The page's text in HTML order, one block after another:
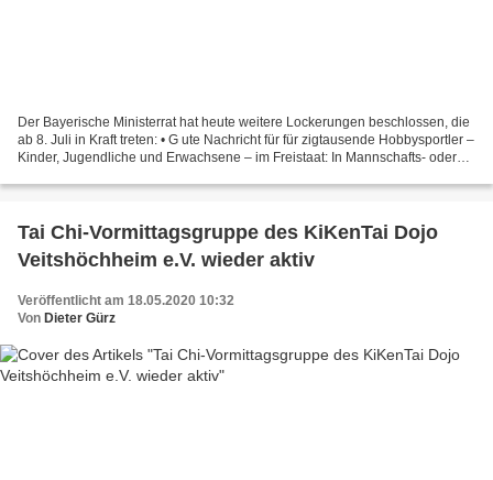
Der Bayerische Ministerrat hat heute weitere Lockerungen beschlossen, die
ab 8. Juli in Kraft treten: • G ute Nachricht für für zigtausende Hobbysportler –
Kinder, Jugendliche und Erwachsene – im Freistaat: In Mannschafts- oder
Tai Chi-Vormittagsgruppe des KiKenTai Dojo
Veitshöchheim e.V. wieder aktiv
Veröffentlicht am 18.05.2020 10:32
Von Dieter Gürz